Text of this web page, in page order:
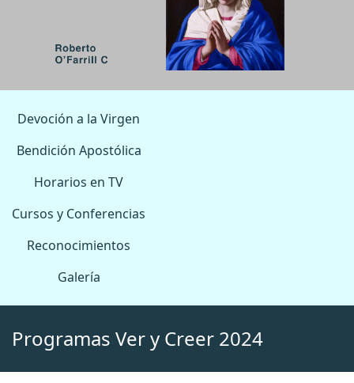
Devoción a la Virgen
Bendición Apostólica
Horarios en TV
Cursos y Conferencias
Reconocimientos
Galería
Programas Ver y Creer 2024